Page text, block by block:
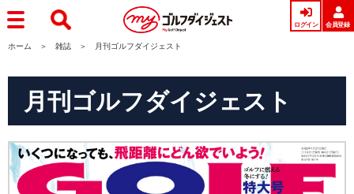
ログイン 会員登録
ホーム 雑誌 月刊ゴルフダイジェスト
月刊ゴルフダイジェスト